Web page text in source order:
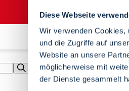
Diese Webseite
Wir verwenden Cookies,
und die Zugriffe auf
Website an unsere
möglicherweise mit
der Dienste gesammelt